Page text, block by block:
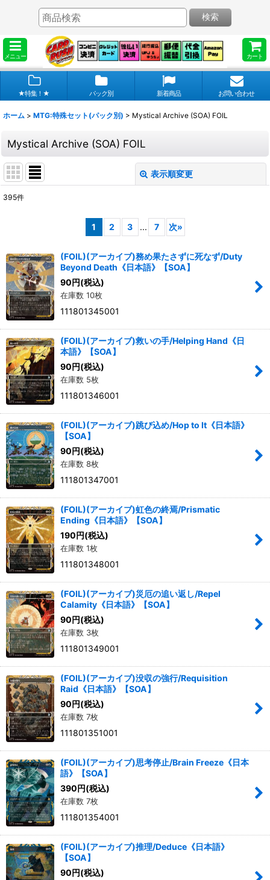
メニュー カート
検索
★特集！★ パック別 新着商品 お問い合わせ
ホーム > MTG:特殊セット(パック別) > Mystical Archive (SOA) FOIL
Mystical Archive (SOA) FOIL
表示順変更
並び順:
395件
1 2 3 ... 7 次»
(FOIL)(アーカイブ)務め果たさずに死なず/Duty
Beyond Death《日本語》【SOA】
90円(税込)
在庫数 10枚
111801345001
(FOIL)(アーカイブ)救いの手/Helping Hand《日
本語》【SOA】
90円(税込)
在庫数 5枚
111801346001
(FOIL)(アーカイブ)跳び込め/Hop to It《日本語》
【SOA】
90円(税込)
在庫数 8枚
111801347001
(FOIL)(アーカイブ)虹色の終焉/Prismatic
Ending《日本語》【SOA】
190円(税込)
在庫数 1枚
111801348001
(FOIL)(アーカイブ)災厄の追い返し/Repel
Calamity《日本語》【SOA】
90円(税込)
在庫数 3枚
111801349001
(FOIL)(アーカイブ)没収の強行/Requisition
Raid《日本語》【SOA】
90円(税込)
在庫数 7枚
111801351001
(FOIL)(アーカイブ)思考停止/Brain Freeze《日本
語》【SOA】
390円(税込)
在庫数 7枚
111801354001
(FOIL)(アーカイブ)推理/Deduce《日本語》
【SOA】
90円(税込)